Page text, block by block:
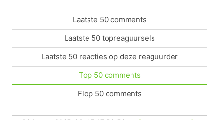
Laatste 50 comments
Laatste 50 topreaguursels
Laatste 50 reacties op deze reaguurder
Top 50 comments
Flop 50 comments